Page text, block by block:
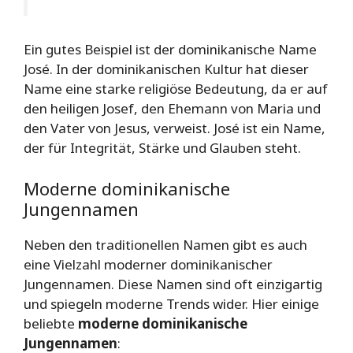
Ein gutes Beispiel ist der dominikanische Name
José. In der dominikanischen Kultur hat dieser
Name eine starke religiöse Bedeutung, da er auf
den heiligen Josef, den Ehemann von Maria und
den Vater von Jesus, verweist. José ist ein Name,
der für Integrität, Stärke und Glauben steht.
Moderne dominikanische
Jungennamen
Neben den traditionellen Namen gibt es auch
eine Vielzahl moderner dominikanischer
Jungennamen. Diese Namen sind oft einzigartig
und spiegeln moderne Trends wider. Hier einige
beliebte moderne dominikanische
Jungennamen: